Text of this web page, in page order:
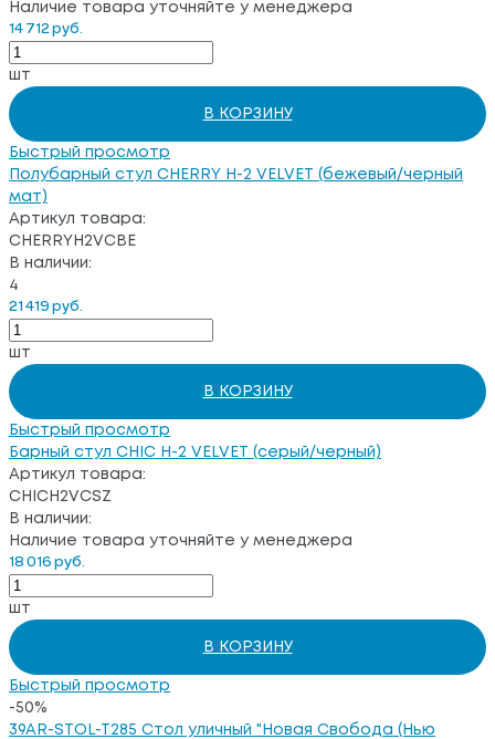
Наличие товара уточняйте у менеджера
14 712 руб.
шт
В КОРЗИНУ
Быстрый просмотр
Полубарный стул CHERRY H-2 VELVET (бежевый/черный
мат)
Артикул товара:
CHERRYH2VCBE
В наличии:
4
21 419 руб.
шт
В КОРЗИНУ
Быстрый просмотр
Барный стул CHIC H-2 VELVET (серый/черный)
Артикул товара:
CHICH2VCSZ
В наличии:
Наличие товара уточняйте у менеджера
18 016 руб.
шт
В КОРЗИНУ
Быстрый просмотр
-50%
39AR-STOL-T285 Стол уличный "Новая Свобода (Нью